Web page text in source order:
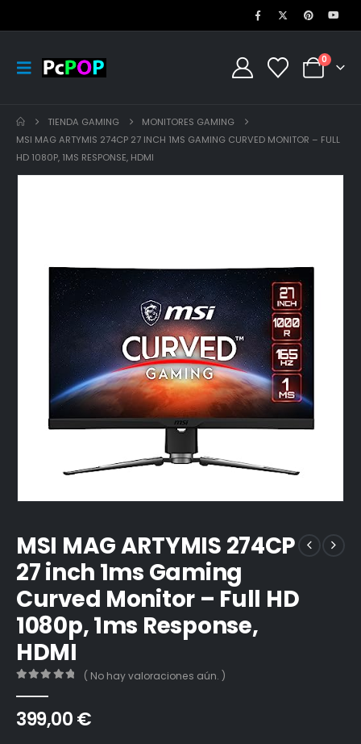
0
TIENDA GAMING
MONITORES GAMING
MSI MAG ARTYMIS 274CP 27 INCH 1MS GAMING CURVED MONITOR – FULL
HD 1080P, 1MS RESPONSE, HDMI
MSI MAG ARTYMIS 274CP
27 inch 1ms Gaming
Curved Monitor – Full HD
1080p, 1ms Response,
HDMI
( No hay valoraciones aún. )
399,00€